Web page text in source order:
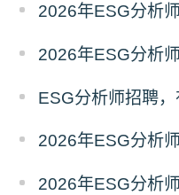
2026年ESG分析
2026年ESG分析
2026年ESG分析
2026年ESG分析